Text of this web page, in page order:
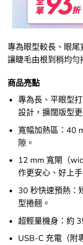
專為眼型較長、眼
讓睫毛由根到梢均勻
商品亮點
專為長、平眼型
設計，擴闊版型
寬幅加熱區：40
隙。
12 mm 寬閘（
作更安心、好上手
30 秒快速預熱：
型捲翹。
超輕量機身：約
USB-C 充電（附